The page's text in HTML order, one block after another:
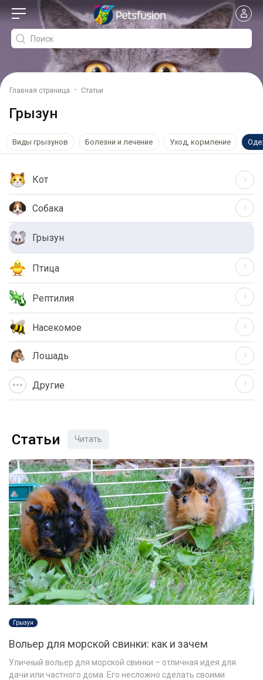
Главная страница - Статьи
Грызун
Виды грызунов Болезни и лечение Уход, кормление
Кот
Собака
Грызун
Птица
Рептилия
Насекомое
Лошадь
Другие
Статьи Читать
Грызун
Вольер для морской свинки: как и зачем
Уличный вольер для морской свинки – отличная идея для
дачи или частного дома. Его несложно сделать своими